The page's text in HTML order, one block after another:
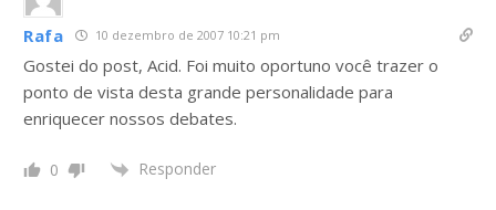
Rafa 10 dezembro de 2007 10:21 pm
Gostei do post, Acid. Foi muito oportuno você trazer o
ponto de vista desta grande personalidade para
enriquecer nossos debates.
0 Responder